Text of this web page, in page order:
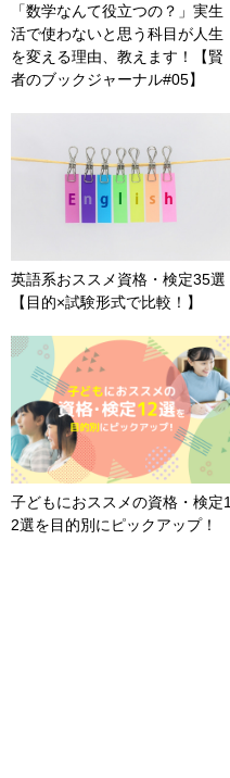
「数学なんて役立つの？」実生
活で使わないと思う科目が人生
を変える理由、教えます！【賢
者のブックジャーナル#05】
英語系おススメ資格・検定35選
【目的×試験形式で比較！】
子どもにおススメの資格・検定1
2選を目的別にピックアップ！